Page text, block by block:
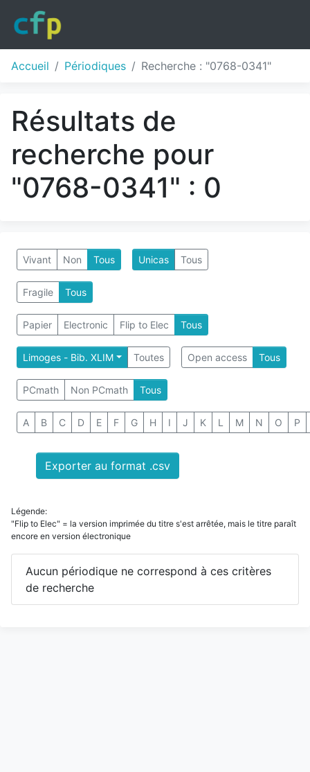
Accueil Périodiques Recherche : "0768-0341"
Résultats de
recherche pour
"0768-0341" : 0
Vivant Non Tous Unicas Tous
Fragile Tous
Papier Electronic Flip to Elec Tous
Limoges - Bib. XLIM Toutes Open access Tous
PCmath Non PCmath Tous
A B C D E F G H I J K L M N O P
Exporter au format .csv
Légende:
"Flip to Elec" = la version imprimée du titre s'est arrêtée, mais le titre paraît
encore en version électronique
Aucun périodique ne correspond à ces critères
de recherche